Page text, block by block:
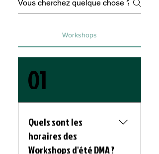
Workshops
01
Quels sont les
horaires des
Workshops d'été DMA ?